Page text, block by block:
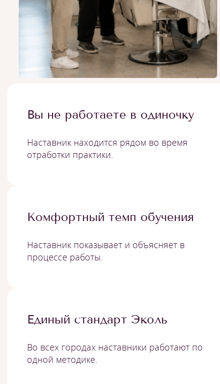
Вы не работаете в одиночку
Наставник находится рядом во время
отработки практики.
Комфортный темп обучения
Наставник показывает и объясняет в
процессе работы.
Единый стандарт Эколь
Во всех городах наставники работают по
одной методике.